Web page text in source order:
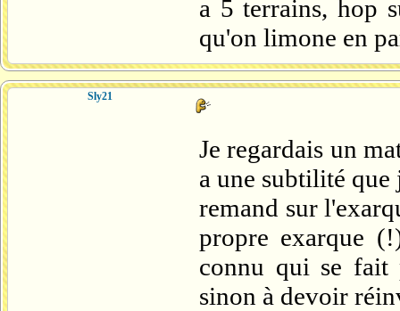
a 5 terrains, hop
qu'on limone en
Sly21
Je regardais un
a une subtilité
remand sur
propre exarque
connu qui se fait
sinon à devoir